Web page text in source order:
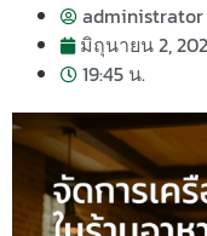
administrator
มิถุนายน 2,
19:45 น.